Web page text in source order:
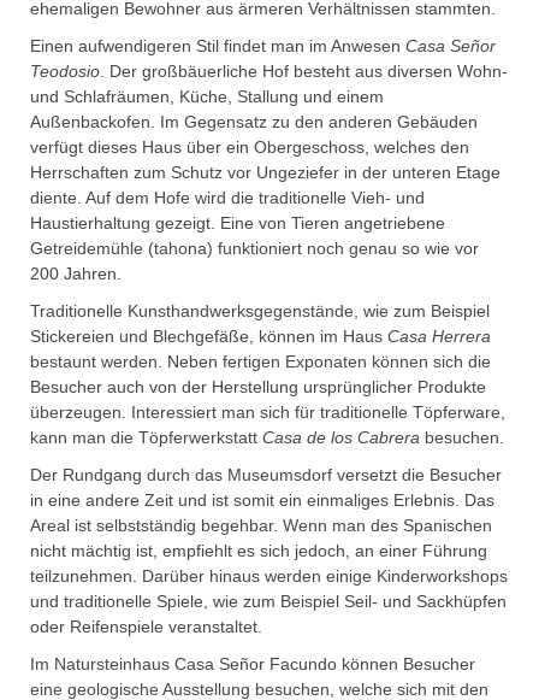
ehemaligen Bewohner aus ärmeren Verhältnissen stammten.
Einen aufwendigeren Stil findet man im Anwesen Casa Señor
Teodosio . Der großbäuerliche Hof besteht aus diversen Wohn-
und Schlafräumen, Küche, Stallung und einem
Außenbackofen. Im Gegensatz zu den anderen Gebäuden
verfügt dieses Haus über ein Obergeschoss, welches den
Herrschaften zum Schutz vor Ungeziefer in der unteren Etage
diente. Auf dem Hofe wird die traditionelle Vieh- und
Haustierhaltung gezeigt. Eine von Tieren angetriebene
Getreidemühle (tahona) funktioniert noch genau so wie vor
200 Jahren.
Traditionelle Kunsthandwerksgegenstände, wie zum Beispiel
Stickereien und Blechgefäße, können im Haus Casa Herrera
bestaunt werden. Neben fertigen Exponaten können sich die
Besucher auch von der Herstellung ursprünglicher Produkte
überzeugen. Interessiert man sich für traditionelle Töpferware,
kann man die Töpferwerkstatt Casa de los Cabrera besuchen.
Der Rundgang durch das Museumsdorf versetzt die Besucher
in eine andere Zeit und ist somit ein einmaliges Erlebnis. Das
Areal ist selbstständig begehbar. Wenn man des Spanischen
nicht mächtig ist, empfiehlt es sich jedoch, an einer Führung
teilzunehmen. Darüber hinaus werden einige Kinderworkshops
und traditionelle Spiele, wie zum Beispiel Seil- und Sackhüpfen
oder Reifenspiele veranstaltet.
Im Natursteinhaus Casa Señor Facundo können Besucher
eine geologische Ausstellung besuchen, welche sich mit den